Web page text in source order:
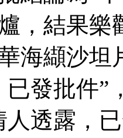
，結果樂
海纈沙坦
已發批件”
人透露，